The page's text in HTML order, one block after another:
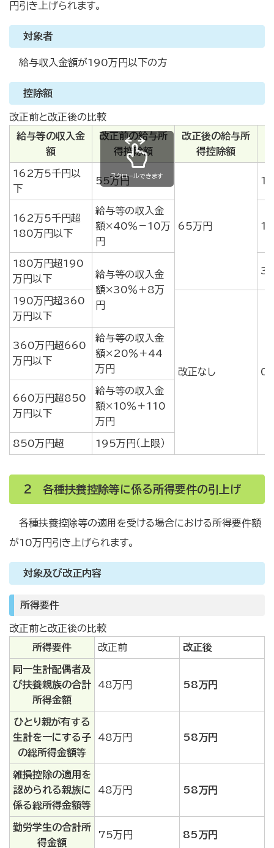
円引き上げられます。
対象者
給与収入金額が190万円以下の方
控除額
改正前と改正後の比較
給与等の収入金
額
改正前の給与所
得控除額
改正後の給与所
得控除額
162万5千円以
下
55万円
65万円
162万5千円超
180万円以下
給与等の収入金
額×40％－10万
円
180万円超190
万円以下
給与等の収入金
額×30％＋8万
円
3
190万円超360
万円以下
改正なし 0
360万円超660
万円以下
給与等の収入金
額×20％＋44
万円
660万円超850
万円以下
給与等の収入金
額×10％＋110
万円
850万円超 195万円（上限）
スクロールできます
2 各種扶養控除等に係る所得要件の引上げ
各種扶養控除等の適用を受ける場合における所得要件額
が10万円引き上げられます。
対象及び改正内容
所得要件
改正前と改正後の比較
所得要件
改正前 改正後
同一生計配偶者及
び扶養親族の合計
所得金額
48万円 58万円
ひとり親が有する
生計を一にする子
の総所得金額等
48万円 58万円
雑損控除の適用を
認められる親族に
係る総所得金額等
48万円 58万円
勤労学生の合計所
得金額
75万円 85万円